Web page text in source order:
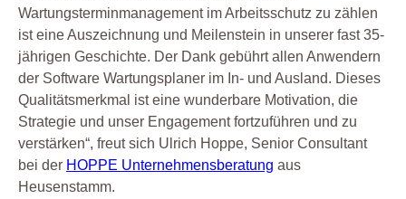
Wartungsterminmanagement im Arbeitsschutz zu zählen
ist eine Auszeichnung und Meilenstein in unserer fast 35-
jährigen Geschichte. Der Dank gebührt allen Anwendern
der Software Wartungsplaner im In- und Ausland. Dieses
Qualitätsmerkmal ist eine wunderbare Motivation, die
Strategie und unser Engagement fortzuführen und zu
verstärken“, freut sich Ulrich Hoppe, Senior Consultant
bei der HOPPE Unternehmensberatung aus
Heusenstamm.